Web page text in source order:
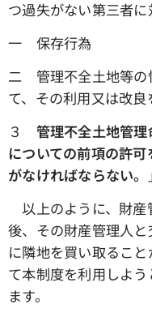
つ過失がない第三者に
一 保存行為
二 管理不全土地等の
て、その利用又は改
３ 管理不全土地管
についての前項の許
がなければならない。
」
以上のように、財産
後、その財産管理人
に隣地を買い取るこ
て本制度を利用しよ
ます。